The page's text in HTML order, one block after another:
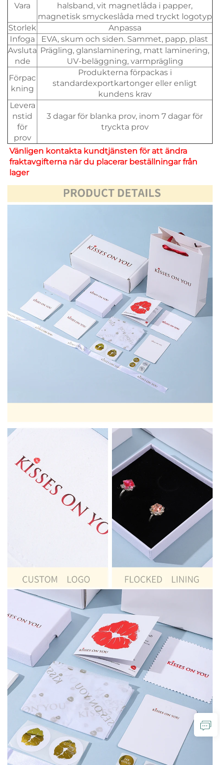
Vara
halsband, vit magnetlåda i papper,
magnetisk smyckeslåda med tryckt logotyp
Storlek
Anpassa
Infoga
EVA, skum och siden. Sammet, papp, plast
Avsluta
nde
Prägling, glanslaminering, matt laminering,
UV-beläggning, varmprägling
Förpac
kning
Produkterna förpackas i
standardexportkartonger eller enligt
kundens krav
Levera
nstid
för
prov
3 dagar för blanka prov, inom 7 dagar för
tryckta prov
Vänligen kontakta kundtjänsten för att ändra
fraktavgifterna när du placerar beställningar från
lager